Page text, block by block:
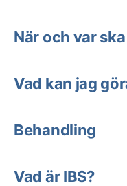
När och var
Vad kan jag
Behandling
Vad är IBS?